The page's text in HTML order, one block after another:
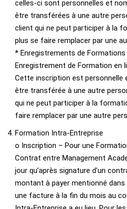
celles-ci sont personnelles et
être transférées à une autre
client qui ne peut participer à la
plus se faire remplacer par une
* Enregistrements de Formations
Enregistrement de Formation en
Cette inscription est personnelle
être transférée à une autre
qui ne peut participer à la
faire remplacer par une autre
Formation Intra-Entreprise
o Inscription – Pour une
Contrat entre Management
jour qu’après signature d’un
montant à payer mentionné
une facture à la fin du mois au